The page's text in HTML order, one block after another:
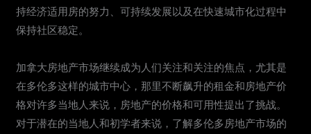
持经济适用房的努力、可持续发展以及在快速城市化过程中
保持社区稳定。
加拿大房地产市场继续成为人们关注和关注的焦点，尤其是
在多伦多这样的城市中心，那里不断飙升的租金和房地产价
格对许多当地人来说，房地产的价格和可用性提出了挑战。
对于潜在的当地人和初学者来说，了解多伦多房地产市场的